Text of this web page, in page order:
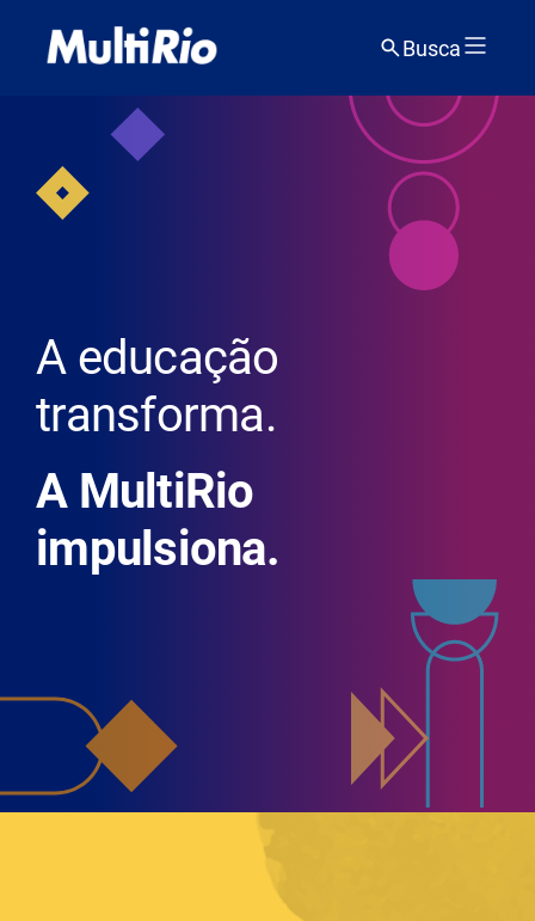
Busca
A educação
transforma.
A MultiRio
impulsiona.